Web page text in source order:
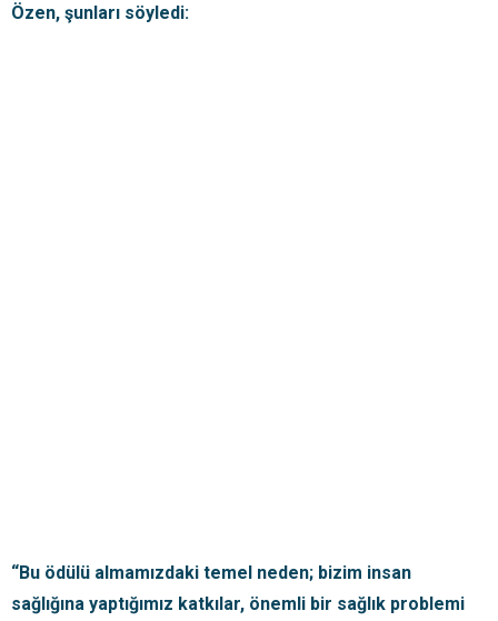
Özen, şunları söyledi:
“Bu ödülü almamızdaki temel neden; bizim insan
sağlığına yaptığımız katkılar, önemli bir sağlık problemi